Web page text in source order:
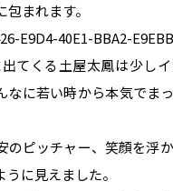
包まれます。
てくる土屋太鳳は少し
なに若い時から本気でま
のピッチャー、笑顔を浮
うに見えました。